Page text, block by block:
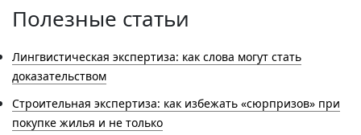
Полезные статьи
Лингвистическая экспертиза: как слова могут стать
доказательством
Строительная экспертиза: как избежать «сюрпризов» при
покупке жилья и не только